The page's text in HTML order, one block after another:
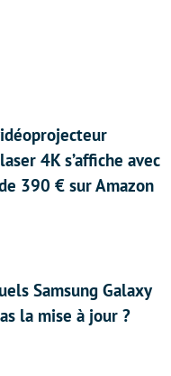
4K s’affiche avec
390 € sur Amazon
Samsung Galaxy
la mise à jour ?